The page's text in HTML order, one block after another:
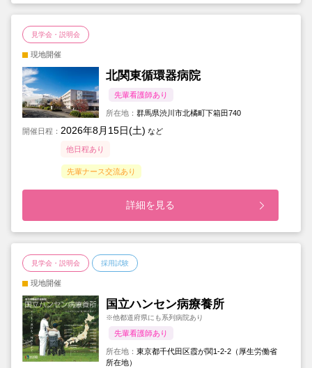
見学会・説明会
現地開催
北関東循環器病院
先輩看護師あり
所在地： 群馬県渋川市北橘町下箱田740
開催日程： 2026年8月15日(土) など
他日程あり
先輩ナース交流あり
詳細を見る
見学会・説明会 採用試験
現地開催
国立ハンセン病療養所
※他都道府県にも系列病院あり
先輩看護師あり
所在地： 東京都千代田区霞が関1-2-2（厚生労働省
所在地）